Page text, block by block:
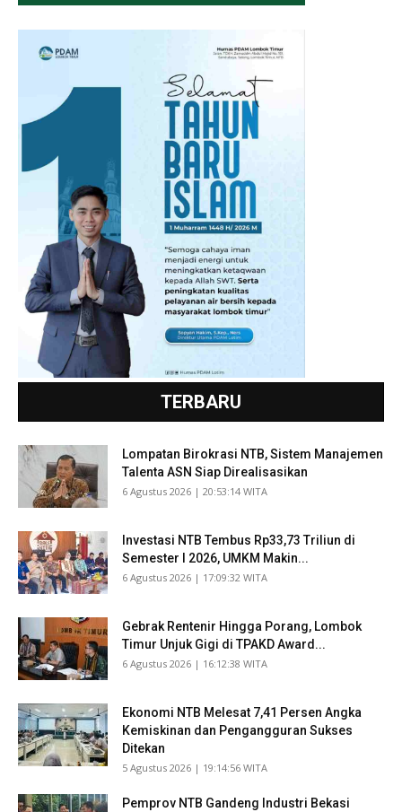
TERBARU
Lompatan Birokrasi NTB, Sistem Manajemen
Talenta ASN Siap Direalisasikan
​6 Agustus 2026 | 20:53:14 WITA
Investasi NTB Tembus Rp33,73 Triliun di
Semester I 2026, UMKM Makin...
​6 Agustus 2026 | 17:09:32 WITA
Gebrak Rentenir Hingga Porang, Lombok
Timur Unjuk Gigi di TPAKD Award...
​6 Agustus 2026 | 16:12:38 WITA
Ekonomi NTB Melesat 7,41 Persen Angka
Kemiskinan dan Pengangguran Sukses
Ditekan
​5 Agustus 2026 | 19:14:56 WITA
Pemprov NTB Gandeng Industri Bekasi